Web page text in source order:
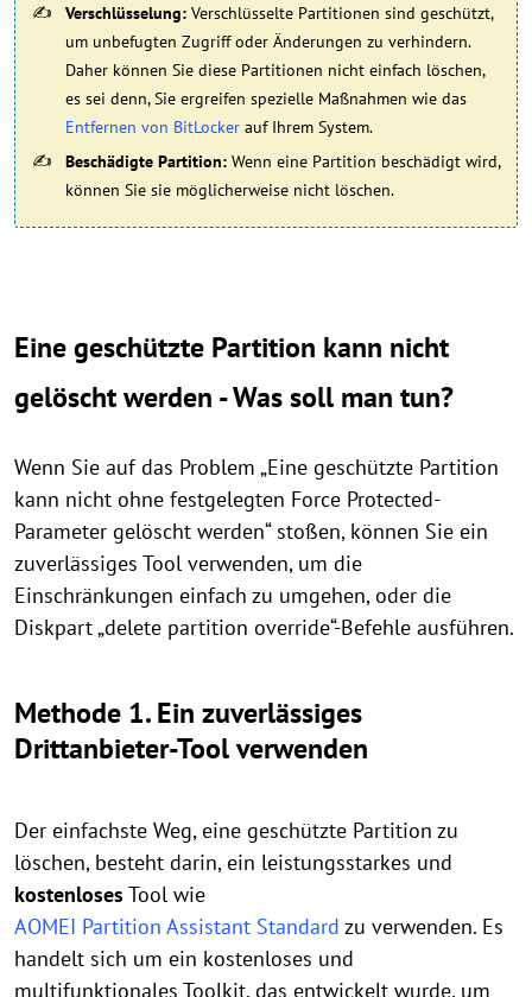
Verschlüsselung: Verschlüsselte Partitionen sind geschützt,
um unbefugten Zugriff oder Änderungen zu verhindern.
Daher können Sie diese Partitionen nicht einfach löschen,
es sei denn, Sie ergreifen spezielle Maßnahmen wie das
Entfernen von BitLocker auf Ihrem System.
Beschädigte Partition: Wenn eine Partition beschädigt wird,
können Sie sie möglicherweise nicht löschen.
Eine geschützte Partition kann nicht
gelöscht werden - Was soll man tun?
Wenn Sie auf das Problem „Eine geschützte Partition
kann nicht ohne festgelegten Force Protected-
Parameter gelöscht werden“ stoßen, können Sie ein
zuverlässiges Tool verwenden, um die
Einschränkungen einfach zu umgehen, oder die
Diskpart „delete partition override“-Befehle ausführen.
Methode 1. Ein zuverlässiges
Drittanbieter-Tool verwenden
Der einfachste Weg, eine geschützte Partition zu
löschen, besteht darin, ein leistungsstarkes und
kostenloses Tool wie
AOMEI Partition Assistant Standard zu verwenden. Es
handelt sich um ein kostenloses und
multifunktionales Toolkit, das entwickelt wurde, um